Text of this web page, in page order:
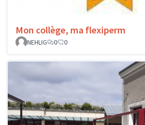
Mon collège, ma flexiperm
NEHLIG
0 0